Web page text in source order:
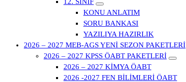
KONU ANLATIM
SORU BANKASI
YAZILIYA HAZIRLIK
2026 – 2027 MEB-AGS YENİ SEZON PAKETLERİ
2026 – 2027 KPSS ÖABT PAKETLERİ
2026 – 2027 KİMYA ÖABT
2026 -2027 FEN BİLİMLERİ ÖABT